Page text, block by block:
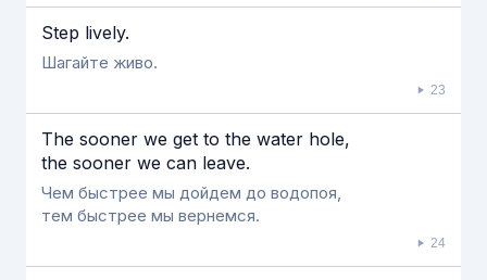
Step lively.
Шагайте живо.
23
The sooner we get to the water hole,
the sooner we can leave.
Чем быстрее мы дойдем до водопоя,
тем быстрее мы вернемся.
24